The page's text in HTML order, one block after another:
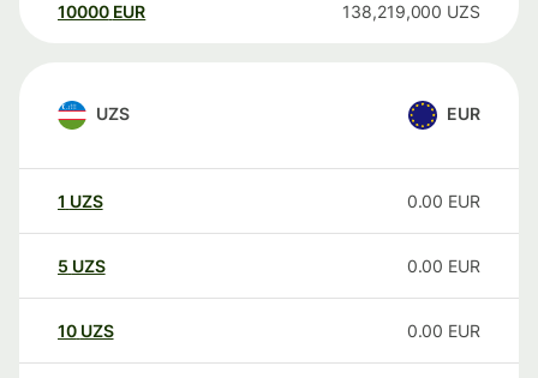
10000 EUR 138,219,000 UZS
UZS EUR
1 UZS 0.00 EUR
5 UZS 0.00 EUR
10 UZS 0.00 EUR